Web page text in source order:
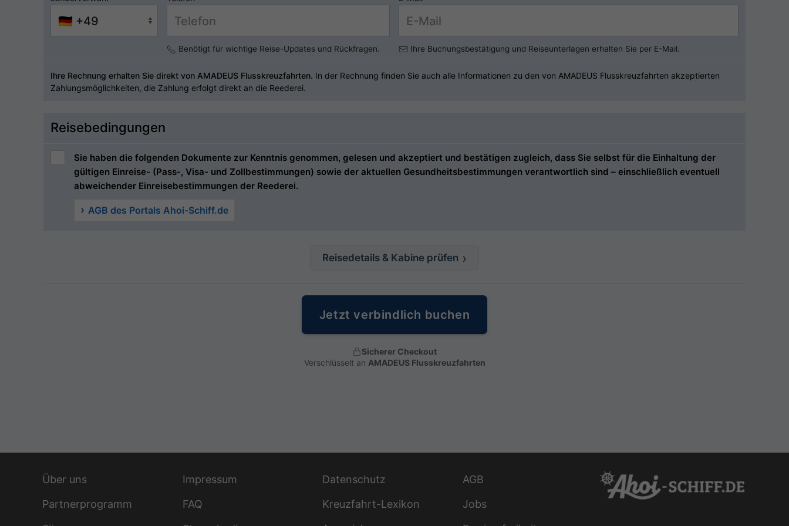
Benötigt für wichtige Reise-Updates und Rückfragen. Ihre Buchungsbestätigung und Reiseunterlagen erhalten Sie per E-Mail.
Ihre Rechnung erhalten Sie direkt von AMADEUS Flusskreuzfahrten. In der Rechnung finden Sie auch alle Informationen zu den von AMADEUS Flusskreuzfahrten akzeptierten
Zahlungsmöglichkeiten, die Zahlung erfolgt direkt an die Reederei.
Reisebedingungen
Sie haben die folgenden Dokumente zur Kenntnis genommen, gelesen und akzeptiert und bestätigen zugleich, dass Sie selbst für die Einhaltung der
gültigen Einreise- (Pass-, Visa- und Zollbestimmungen) sowie der aktuellen Gesundheitsbestimmungen verantwortlich sind – einschließlich eventuell
abweichender Einreisebestimmungen der Reederei.
AGB des Portals Ahoi-Schiff.de
Reisedetails & Kabine prüfen
Jetzt verbindlich buchen
Sicherer Checkout
Verschlüsselt an AMADEUS Flusskreuzfahrten
Über uns Impressum Datenschutz
AGB
Partnerprogramm
FAQ Kreuzfahrt-Lexikon
Jobs